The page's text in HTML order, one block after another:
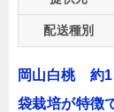
配送種別
岡山白桃 約
袋栽培が特徴